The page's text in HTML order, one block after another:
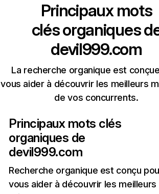
Principaux mots
clés organiques
devil999.com
La recherche organique est
vous aider à découvrir les meilleurs
de vos concurrents.
Principaux mots clés
organiques de
devil999.com
Recherche organique est conçu
vous aider à découvrir les